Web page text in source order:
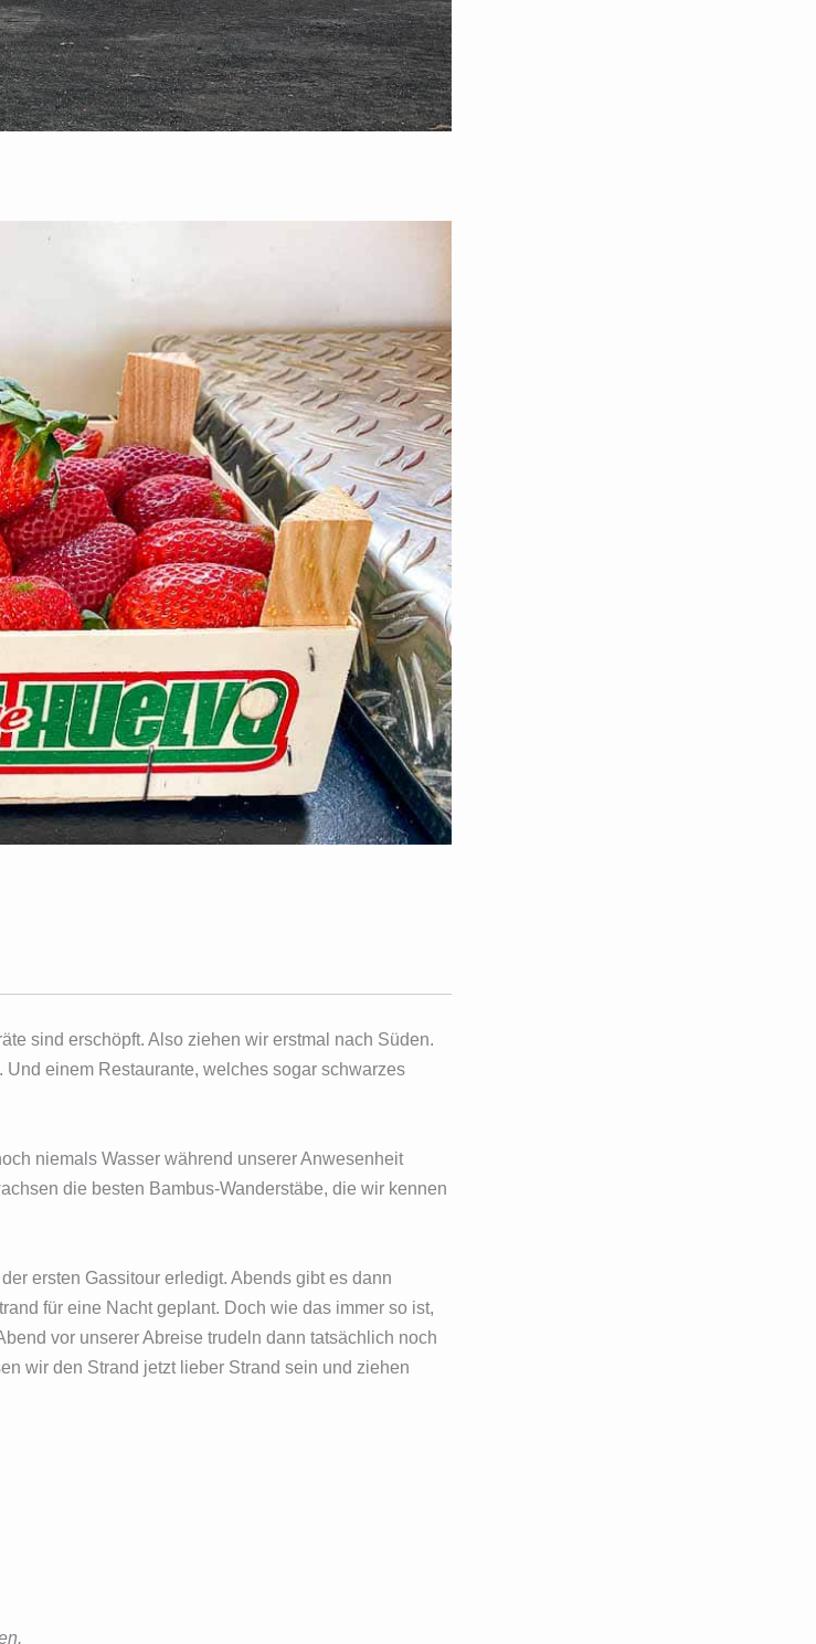
sind erschöpft. Also ziehen wir erstmal nach Süden.
einem Restaurante, welches sogar schwarzes
niemals Wasser während unserer Anwesenheit
die besten Bambus-Wanderstäbe, die wir kennen
ersten Gassitour erledigt. Abends gibt es dann
für eine Nacht geplant. Doch wie das immer so ist,
vor unserer Abreise trudeln dann tatsächlich noch
wir den Strand jetzt lieber Strand sein und ziehen